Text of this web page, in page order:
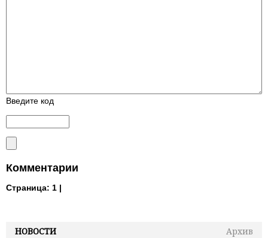
НОВОСТИ
Архив
Введите код
Комментарии
Страница: 1 |